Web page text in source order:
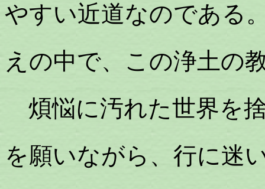
やすい近道なのである
えの中で、この浄土の
煩悩に汚れた世界を
を願いながら、行に迷